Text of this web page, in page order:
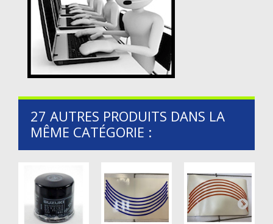
27 AUTRES PRODUITS DANS LA
MÊME CATÉGORIE :